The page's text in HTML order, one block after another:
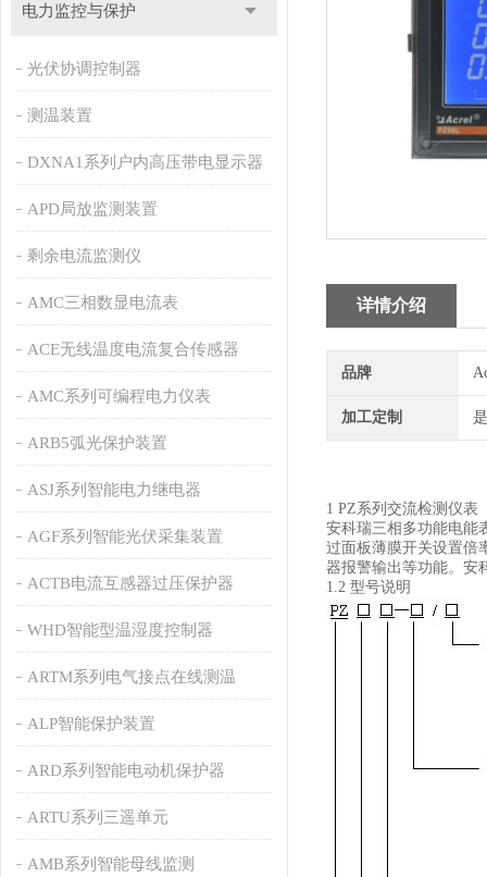
电力监控与保护
光伏协调控制器
测温装置
DXNA1系列户内高压带电显示器
APD局放监测装置
剩余电流监测仪
AMC三相数显电流表
ACE无线温度电流复合传感器
AMC系列可编程电力仪表
ARB5弧光保护装置
ASJ系列智能电力继电器
AGF系列智能光伏采集装置
ACTB电流互感器过压保护器
WHD智能型温湿度控制器
ARTM系列电气接点在线测温
ALP智能保护装置
ARD系列智能电动机保护器
ARTU系列三遥单元
AMB系列智能母线监测
详情介绍
品牌
加工定制
1 PZ系列交流检测仪表
安科瑞三相多功能电能
过面板薄膜开关设置倍
器报警输出等功能。安
1.2 型号说明